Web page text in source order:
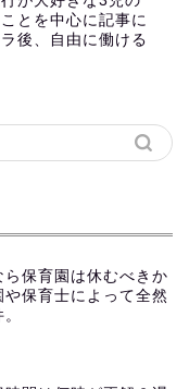
とを中心に記事に
後、自由に働ける
ら保育園は休むべきか
や保育士によって全然